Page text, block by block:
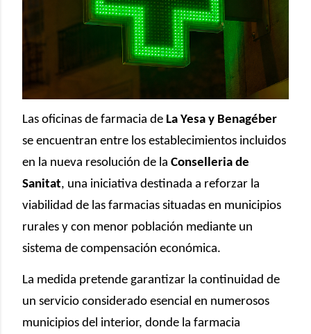
Las oficinas de farmacia de La Yesa y Benagéber
se encuentran entre los establecimientos incluidos
en la nueva resolución de la Conselleria de
Sanitat, una iniciativa destinada a reforzar la
viabilidad de las farmacias situadas en municipios
rurales y con menor población mediante un
sistema de compensación económica.
La medida pretende garantizar la continuidad de
un servicio considerado esencial en numerosos
municipios del interior, donde la farmacia